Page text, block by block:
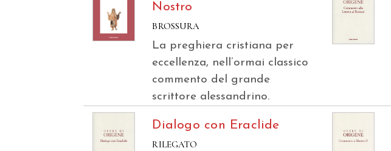
Nostro
BROSSURA
La preghiera cristiana per
eccellenza, nell’ormai classico
commento del grande
scrittore alessandrino.
Dialogo con Eraclide
RILEGATO